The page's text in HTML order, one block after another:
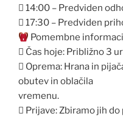
 14:00 – Predviden
 17:30 – Predviden
Pomembne
 Čas hoje: Približno 3
 Oprema: Hrana in
obutev in oblačila
vremenu.
 Prijave: Zbiramo jih